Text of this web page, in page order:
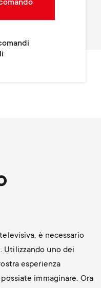
è necessario
Utilizzando uno dei
esperienza
immaginare. Ora